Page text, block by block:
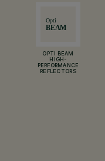
OPTI BEAM
HIGH-
PERFORMANCE
REFLECTORS